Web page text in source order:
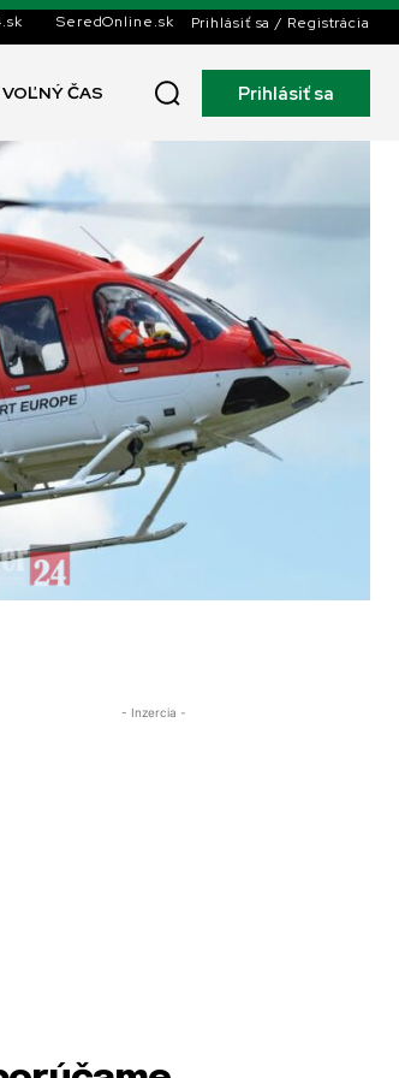
SeredOnline.sk Prihlásiť sa / Registrácia
VOĽNÝ ČAS Prihlásiť sa
- Inzercia -